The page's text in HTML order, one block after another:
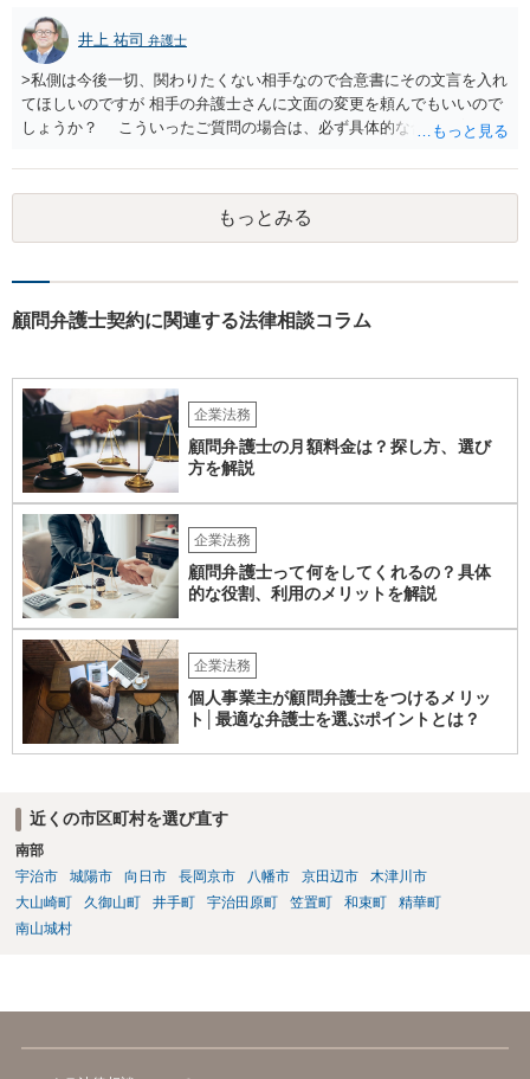
井上 祐司 弁護士
>私側は今後一切、関わりたくない相手なので合意書にその文言を入れ
てほしいのですが 相手の弁護士さんに文面の変更を頼んでもいいので
しょうか？ こういったご質問の場合は、必ず具体的な合意書案をも
には、ご質問のような懸念を払しょくするために、 「甲及び乙は，本
示談書に記載するもののほか，甲と乙の間には何らの債権債務が存し
ないことを相互に確認する。」 という清算条項を入れることが一般的
です。 以上に加え、「本件については，当事者協議の結果，上記示
議，請求の申立をしないことを誓約する。」という条項を入れること
し、予測できない後発的損害については示談後であっても請求できる
ので、上記の清算条項のみの場合がほとんどです。
もっとみる
顧問弁護士契約に関連する法律相談コラム
企業法務
顧問弁護士の月額料金は？探し方、選び
方を解説
企業法務
顧問弁護士って何をしてくれるの？具体
的な役割、利用のメリットを解説
企業法務
個人事業主が顧問弁護士をつけるメリッ
ト│最適な弁護士を選ぶポイントとは？
近くの市区町村を選び直す
南部
宇治市
城陽市 向日市 長岡京市 八幡市 京田辺市
木津川市
大山崎町
久御山町 井手町 宇治田原町 笠置町 和束町
精華町
南山城村